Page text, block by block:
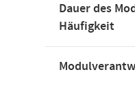
Dauer des
Häufigkeit